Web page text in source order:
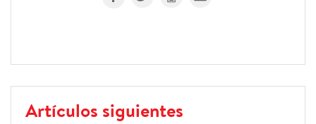
Artículos siguientes